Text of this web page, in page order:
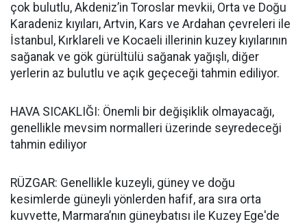
çok bulutlu, Akdeniz’in Toroslar mevkii, Orta ve Doğu
Karadeniz kıyıları, Artvin, Kars ve Ardahan çevreleri ile
İstanbul, Kırklareli ve Kocaeli illerinin kuzey kıyılarının
sağanak ve gök gürültülü sağanak yağışlı, diğer
yerlerin az bulutlu ve açık geçeceği tahmin ediliyor.
HAVA SICAKLIĞI: Önemli bir değişiklik olmayacağı,
genellikle mevsim normalleri üzerinde seyredeceği
tahmin ediliyor
RÜZGAR: Genellikle kuzeyli, güney ve doğu
kesimlerde güneyli yönlerden hafif, ara sıra orta
kuvvette, Marmara’nın güneybatısı ile Kuzey Ege'de